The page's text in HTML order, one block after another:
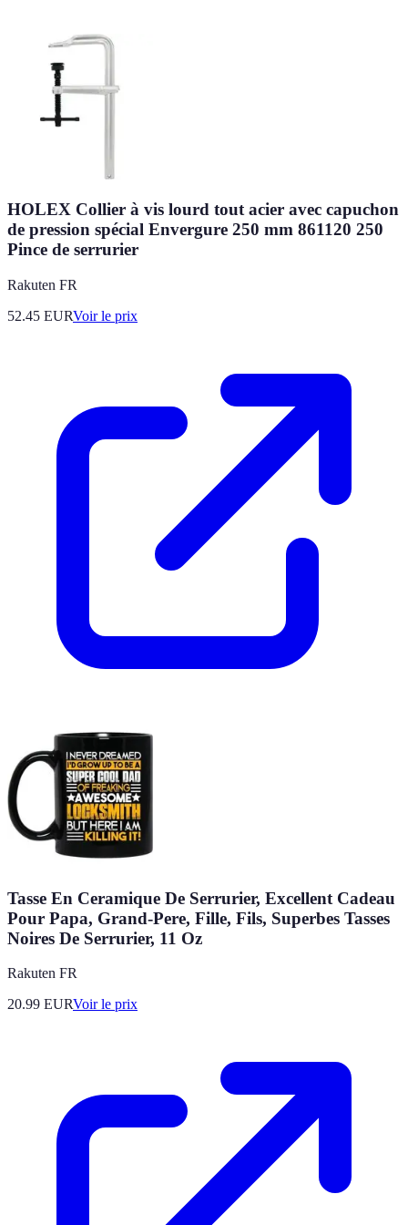
HOLEX Collier à vis lourd tout acier avec capuchon
de pression spécial Envergure 250 mm 861120 250
Pince de serrurier
Rakuten FR
52.45 EURVoir le prix
Tasse En Ceramique De Serrurier, Excellent Cadeau
Pour Papa, Grand-Pere, Fille, Fils, Superbes Tasses
Noires De Serrurier, 11 Oz
Rakuten FR
20.99 EURVoir le prix